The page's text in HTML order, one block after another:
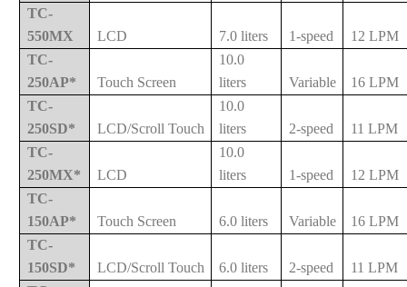
TC-
550MX
LCD 7.0 liters 1-speed
12 LPM
TC-
250AP*
Touch Screen
10.0
liters
Variable
16 LPM
TC-
250SD*
LCD/Scroll Touch
10.0
liters
2-speed
11 LPM
TC-
250MX*
LCD
10.0
liters
1-speed
12 LPM
TC-
150AP*
Touch Screen 6.0 liters Variable
16 LPM
TC-
150SD*
LCD/Scroll Touch 6.0 liters 2-speed
11 LPM